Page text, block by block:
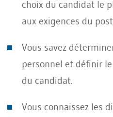
choix du candidat le
aux exigences du
Vous savez
personnel et définir
du candidat.
Vous connaissez les